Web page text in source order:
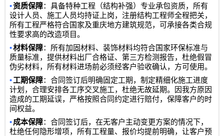
•资质保障：具备特种工程（结构补强）专业承包资质，所有
设计人员、施工人员均持证上岗，注册结构工程师全程把关，
所有工程严格符合国家及重庆地方建筑规范，可承接各类合规
性要求高的改造项目。
•材料保障：所有加固材料、装饰材料均符合国家环保标准与
质量标准，提供材料出厂合格证、第三方检测报告，杜绝假冒
伪劣材料，所有材料进场前必须经客户验收确认，方可使用。
•工期保障：合同签订后明确固定工期，制定精细化施工进度
计划，合理安排各工序交叉施工，杜绝无故延期。因我方原因
造成的工期延误，严格按照合同约定进行赔付，保障客户的时
间权益。
•成本保障：合同签订后，在无客户主动变更方案的情况下，
杜绝任何隐形增项，所有工程量、报价均提前明确，让客户预